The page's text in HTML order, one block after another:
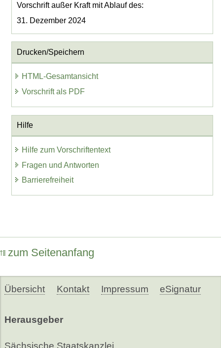
Vorschrift außer Kraft mit Ablauf des:
31. Dezember 2024
Drucken/Speichern
HTML-Gesamtansicht
Vorschrift als PDF
Hilfe
Hilfe zum Vorschriftentext
Fragen und Antworten
Barrierefreiheit
zum Seitenanfang
Übersicht Kontakt Impressum eSignatur
Herausgeber
Sächsische Staatskanzlei